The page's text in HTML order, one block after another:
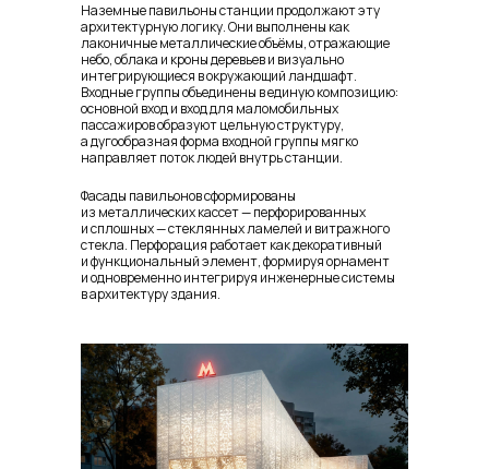
Наземные павильоны станции продолжают эту
архитектурную логику. Они выполнены как
лаконичные металлические объёмы, отражающие
небо, облака и кроны деревьев и визуально
интегрирующиеся в окружающий ландшафт.
Входные группы объединены в единую композицию:
основной вход и вход для маломобильных
пассажиров образуют цельную структуру,
а дугообразная форма входной группы мягко
направляет поток людей внутрь станции.
Фасады павильонов сформированы
из металлических кассет — перфорированных
и сплошных — стеклянных ламелей и витражного
стекла. Перфорация работает как декоративный
и функциональный элемент, формируя орнамент
и одновременно интегрируя инженерные системы
в архитектуру здания.